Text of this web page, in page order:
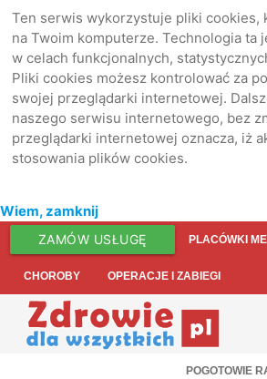
Ten serwis wykorzystuje pliki cookies,
na Twoim komputerze. Technologia ta
w celach funkcjonalnych,
Pliki cookies możesz kontrolować za
swojej przeglądarki internetowej.
naszego serwisu internetowego, bez
przeglądarki internetowej oznacza, iż
stosowania plików cookies.
Wiem, zamknij
ZAMÓW USŁUGĘ PLACÓWKI
CHOROBY OPERACJE I ZABIEGI
POGOTOWIE